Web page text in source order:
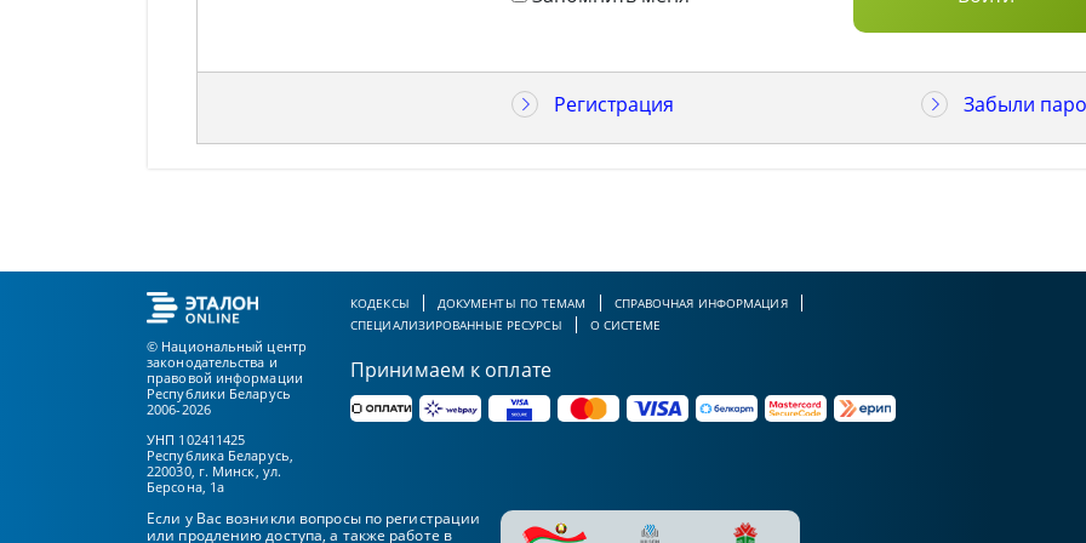
Регистрация Забыли
© Национальный центр
законодательства и
правовой информации
Республики Беларусь
2006-2026
УНП 102411425
Республика Беларусь,
220030, г. Минск, ул.
Берсона, 1а
КОДЕКСЫ ДОКУМЕНТЫ ПО ТЕМАМ
СПРАВОЧНАЯ ИНФОРМАЦИЯ
СПЕЦИАЛИЗИРОВАННЫЕ РЕСУРСЫ
О СИСТЕМЕ
Принимаем к оплате
Если у Вас возникли вопросы по регистрации
или продлению доступа, а также работе в